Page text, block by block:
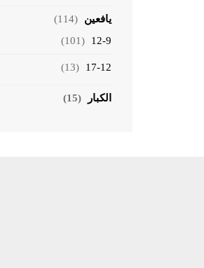
يافعين
(114)
12-9
(101)
17-12
(13)
الكبار (15)